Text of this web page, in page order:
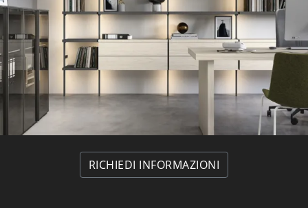
RICHIEDI INFORMAZIONI